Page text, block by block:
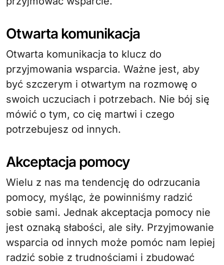
Otwarta komunikacja
Otwarta komunikacja to klucz do
przyjmowania wsparcia. Ważne jest, aby
być szczerym i otwartym na rozmowę o
swoich uczuciach i potrzebach. Nie bój się
mówić o tym, co cię martwi i czego
potrzebujesz od innych.
Akceptacja pomocy
Wielu z nas ma tendencję do odrzucania
pomocy, myśląc, że powinniśmy radzić
sobie sami. Jednak akceptacja pomocy nie
jest oznaką słabości, ale siły. Przyjmowanie
wsparcia od innych może pomóc nam lepiej
radzić sobie z trudnościami i zbudować